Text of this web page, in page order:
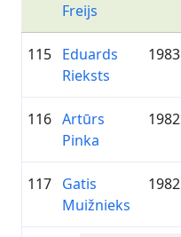
Freijs
115 Eduards
Rieksts
1983
116 Artūrs
Pinka
1982
117 Gatis
Muižnieks
1982